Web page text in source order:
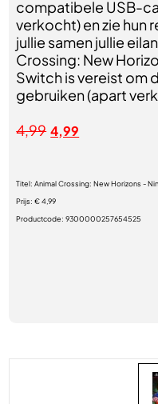
compatibele USB-
verkocht) en zie hun
jullie samen jullie
Crossing: New
Switch is vereist om
gebruiken (apart
4,99 4,99
Titel:Animal Crossing: New Horizons -
Prijs:€ 4,99
Productcode:9300000257654525